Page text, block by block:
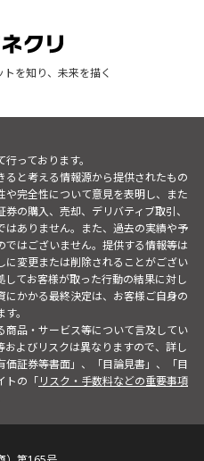
を知り、未来を描く
っております。
と考える情報源から提供されたもの
完全性について意見を表明し、また
の購入、売却、デリバティブ取引、
ありません。また、過去の実績や予
はございません。提供する情報等は
変更または削除されることがござい
てお客様が取った行動の結果に対し
かかる最終決定は、お客様ご自身の
。
品・サービス等について言及してい
よびリスクは異なりますので、詳し
証券等書面」、「目論見書」、「目
トの「リスク・手数料などの重要事項